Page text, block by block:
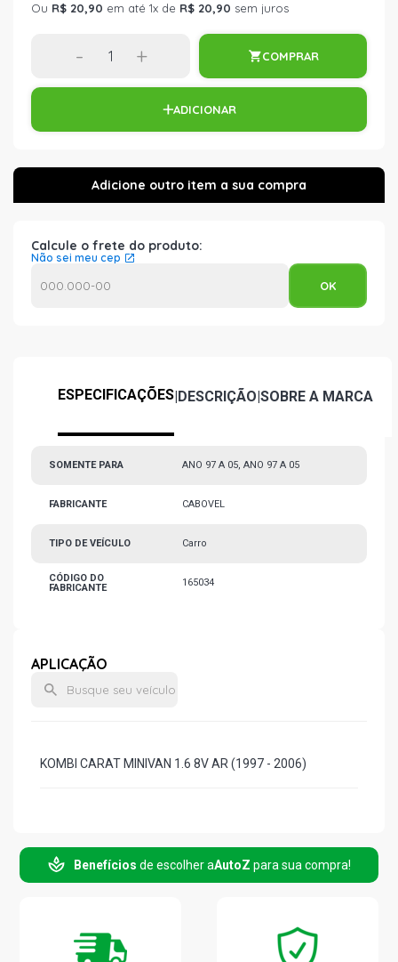
Ou R$ 20,90 em até 1x de R$ 20,90 sem juros
- + COMPRAR
ADICIONAR
Calcule o frete do produto:
Não sei meu cep
ESPECIFICAÇÕES|DESCRIÇÃO|SOBRE A MARCA
SOMENTE PARA ANO 97 A 05, ANO 97 A 05
FABRICANTE CABOVEL
TIPO DE VEÍCULO Carro
CÓDIGO DO
FABRICANTE
165034
APLICAÇÃO
KOMBI CARAT MINIVAN 1.6 8V AR (1997 - 2006)
Benefícios de escolher aAutoZ para sua compra!